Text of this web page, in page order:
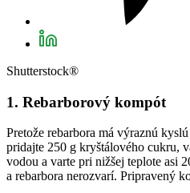
Shutterstock®
1. Rebarborový kompót
Pretože rebarbora má výraznú
pridajte 250 g kryštálového cukru,
vodou a varte pri nižšej teplote asi
a rebarbora nerozvarí. Pripravený